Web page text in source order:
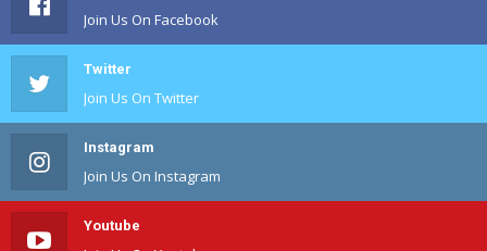
Join Us On Facebook
Twitter
Join Us On Twitter
Instagram
Join Us On Instagram
Youtube